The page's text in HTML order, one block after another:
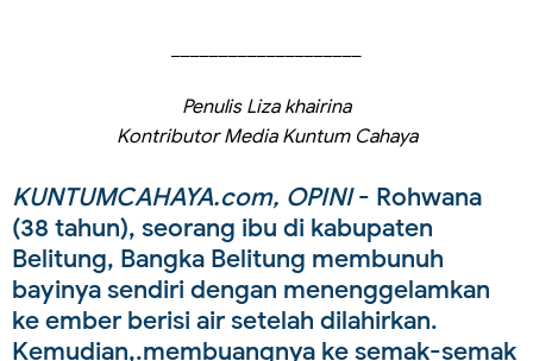
Penulis Liza khairina
Kontributor Media Kuntum Cahaya
KUNTUMCAHAYA.com, OPINI- Rohwana
(38 tahun), seorang ibu di kabupaten
Belitung, Bangka Belitung membunuh
bayinya sendiri dengan menenggelamkan
ke ember berisi air setelah dilahirkan.
Kemudian,.membuangnya ke semak-semak